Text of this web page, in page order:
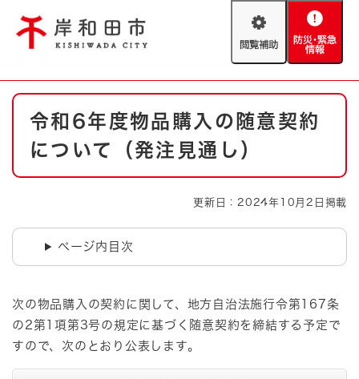
閲
助
防
緊
情
やさしい日本語
防災・緊急情報 救急・消防
ハザードマップ AED設置箇所
本
令和6年度物品購入の随意契約
について（発注見通し）
更新日：2024年10月2日掲載
ページ内目次
次の物品購入の契約に関して、地方自治法施行令第167条
の2第1項第3号の規定に基づく随意契約を締結する予定で
すので、次のとおり公表します。